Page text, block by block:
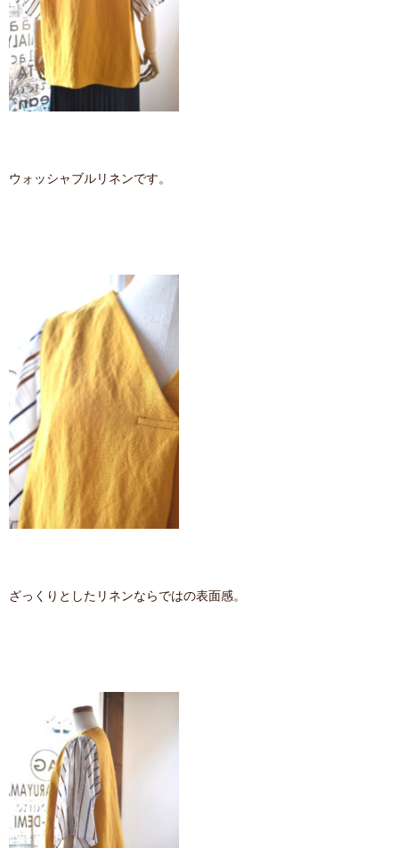
ウォッシャブルリネンです。
ざっくりとしたリネンならではの表面感。